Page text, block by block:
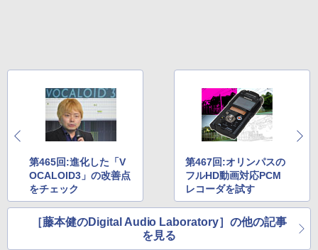
第465回:進化した「V
OCALOID3」の改善点
をチェック
第467回:オリンパスの
フルHD動画対応PCM
レコーダを試す
［藤本健のDigital Audio Laboratory］の他の記事
を見る